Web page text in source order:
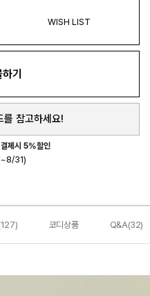
WISH LIST
기
를 참고하세요!
제시 5%할인
31)
코디상품 Q&A(32)